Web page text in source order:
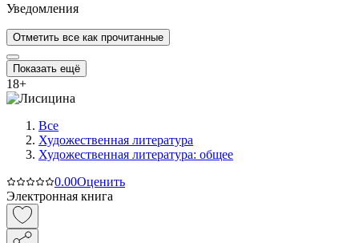
Уведомления
Отметить все как прочитанные
Показать ещё
18+
Все
Художественная литература
Художественная литература: общее
0.00Оценить
Электронная книга